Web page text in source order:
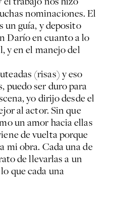
nominaciones. El
un guía, y deposito
Darío en cuanto a lo
y en el manejo del
(risas) y eso
puedo ser duro para
yo dirijo desde el
al actor. Sin que
un amor hacia ellas
de vuelta porque
mi obra. Cada una de
de llevarlas a un
que cada una